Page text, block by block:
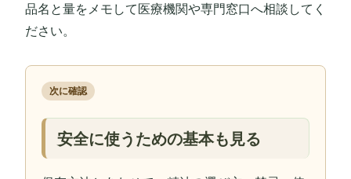
品名と量をメモして医療機関や専門窓口へ相談してく
ださい。
次に確認
安全に使うための基本も見る